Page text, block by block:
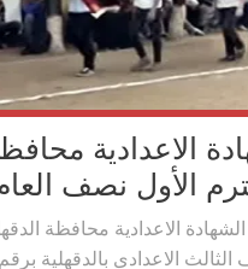
الاعدادية
الأول نصف العام
الثالث الاعدادى بالدقهلية